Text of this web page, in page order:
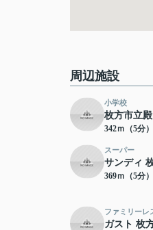
周辺施設
小学校
枚方市立
342ｍ（5分）
スーパー
サンディ
369ｍ（5分）
ファミリーレ
ガスト 枚